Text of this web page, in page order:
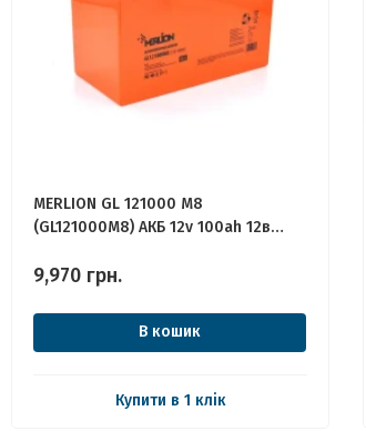
MERLION GL 121000 M8
(GL121000M8) АКБ 12v 100ah 12в
9,970 грн.
В кошик
Купити в 1 клік